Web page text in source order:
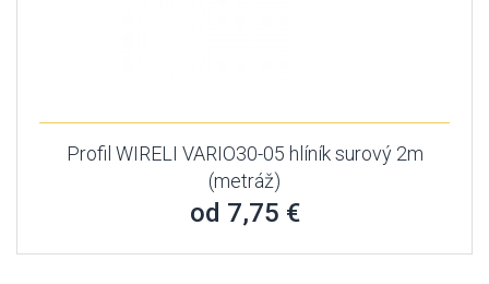
Profil WIRELI VARIO30-05 hlíník surový 2m
(metráž)
od 7,75 €